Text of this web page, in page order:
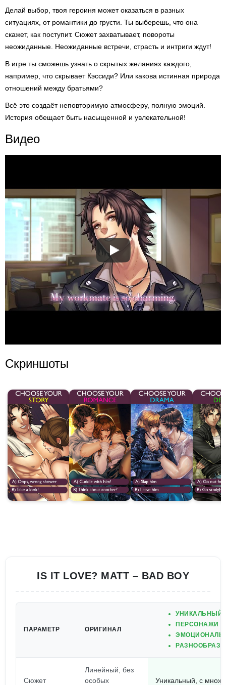
Делай выбор, твоя героиня может оказаться в разных
ситуациях, от романтики до грусти. Ты выберешь, что она
скажет, как поступит. Сюжет захватывает, повороты
неожиданные. Неожиданные встречи, страсть и интриги ждут!
В игре ты сможешь узнать о скрытых желаниях каждого,
например, что скрывает Кэссиди? Или какова истинная природа
отношений между братьями?
Всё это создаёт неповторимую атмосферу, полную эмоций.
История обещает быть насыщенной и увлекательной!
Видео
Скриншоты
IS IT LOVE? MATT – BAD BOY
ПАРАМЕТР ОРИГИНАЛ
УНИКАЛЬНЫЙ
ПЕРСОНАЖИ С
Сюжет
Линейный, без
особых
Уникальный, с